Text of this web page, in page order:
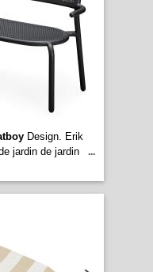
Design. Erik
jardin de jardin
...